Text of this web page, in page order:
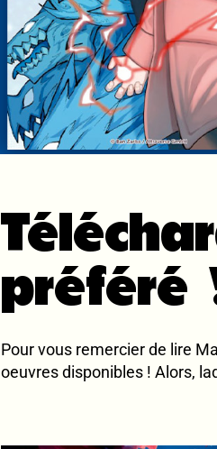
préféré
Pour vous remercier de lire
oeuvres disponibles ! Alors,